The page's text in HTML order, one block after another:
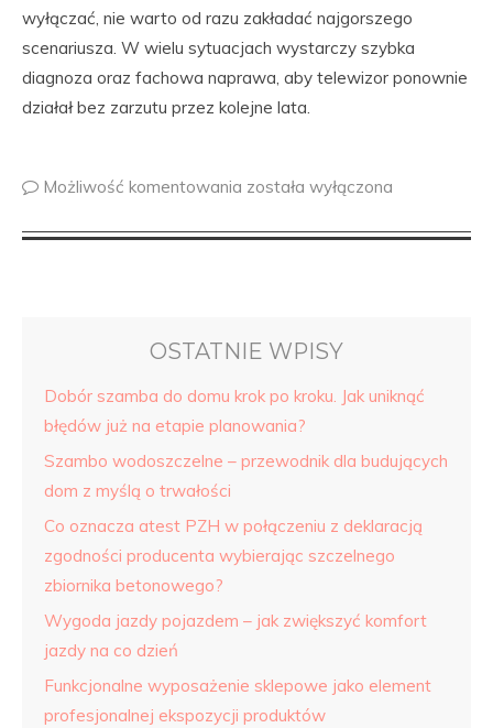
wyłączać, nie warto od razu zakładać najgorszego
scenariusza. W wielu sytuacjach wystarczy szybka
diagnoza oraz fachowa naprawa, aby telewizor ponownie
działał bez zarzutu przez kolejne lata.
Możliwość komentowania została wyłączona
OSTATNIE WPISY
Dobór szamba do domu krok po kroku. Jak uniknąć
błędów już na etapie planowania?
Szambo wodoszczelne – przewodnik dla budujących
dom z myślą o trwałości
Co oznacza atest PZH w połączeniu z deklaracją
zgodności producenta wybierając szczelnego
zbiornika betonowego?
Wygoda jazdy pojazdem – jak zwiększyć komfort
jazdy na co dzień
Funkcjonalne wyposażenie sklepowe jako element
profesjonalnej ekspozycji produktów